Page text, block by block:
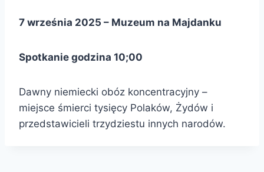
7 września 2025 – Muzeum na Majdanku
Spotkanie godzina 10;00
Dawny niemiecki obóz koncentracyjny –
miejsce śmierci tysięcy Polaków, Żydów i
przedstawicieli trzydziestu innych narodów.